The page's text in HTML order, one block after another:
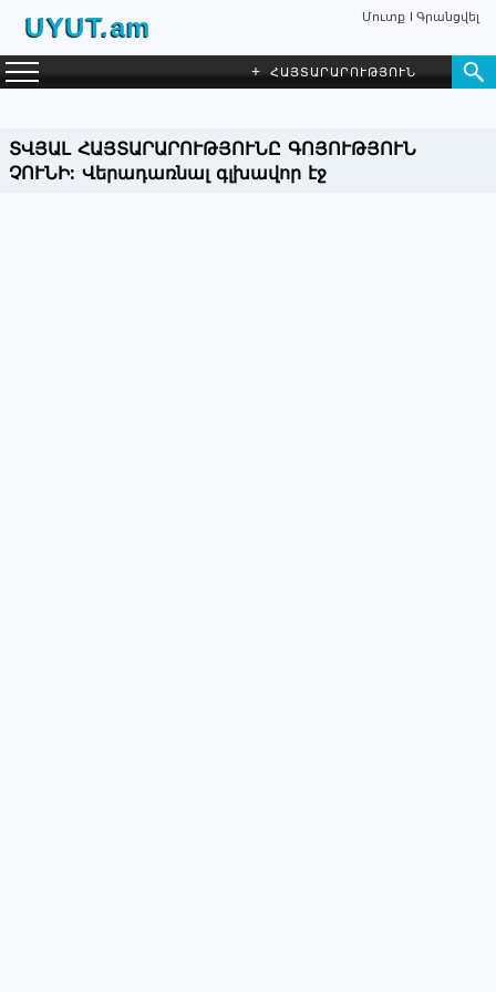
UYUT.am Մուտք Գրանցվել
+ ՀԱՅՏԱՐԱՐՈՒԹՅՈՒՆ
ՏՎՅԱԼ ՀԱՅՏԱՐԱՐՈՒԹՅՈՒՆԸ ԳՈՅՈՒԹՅՈՒՆ
ՉՈՒՆԻ: Վերադառնալ գլխավոր էջ